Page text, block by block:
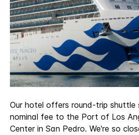
Our hotel offers round-trip shuttle
nominal fee to the Port of Los
Center in San Pedro. We're so